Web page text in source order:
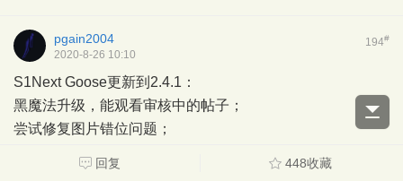
194#
pgain2004
2020-8-26 10:10
S1Next Goose更新到2.4.1：
黑魔法升级，能观看审核中的帖子；
尝试修复图片错位问题；
回复 448收藏